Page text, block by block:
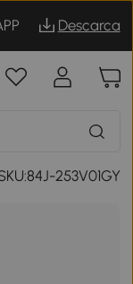
Descarca
253V01GY